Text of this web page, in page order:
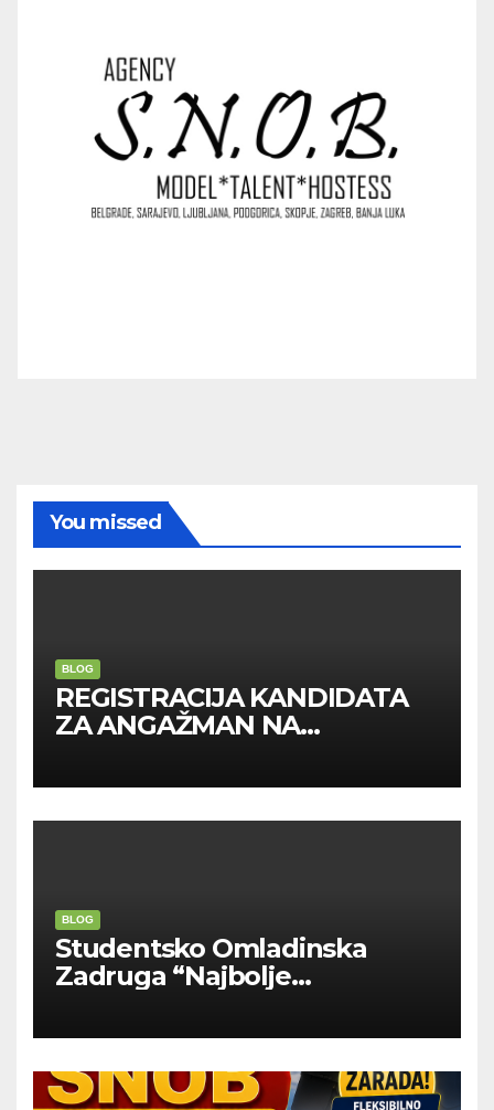
You missed
BLOG
REGISTRACIJA KANDIDATA
ZA ANGAŽMAN NA
BLOG
Studentsko Omladinska
Zadruga “Najbolje